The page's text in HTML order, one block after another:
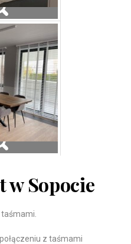
w Sopocie
z taśmami